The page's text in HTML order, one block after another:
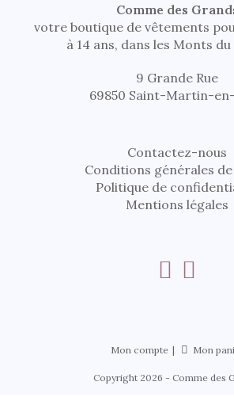
Comme des
votre boutique de vêtements
à 14 ans, dans les Monts
9 Grande Rue
69850 Saint-Martin-
Contactez-nous
Conditions générales
Politique de
Mentions légales
Mon compte Mon
Copyright 2026 - Comme des